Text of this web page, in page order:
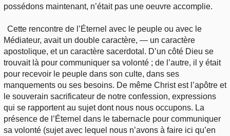
possédons maintenant, n’était pas une oeuvre accomplie.
Cette rencontre de l’Éternel avec le peuple ou avec le
Médiateur, avait un double caractère, — un caractère
apostolique, et un caractère sacerdotal. D’un côté Dieu se
trouvait là pour communiquer sa volonté ; de l’autre, il y était
pour recevoir le peuple dans son culte, dans ses
manquements ou ses besoins. De même Christ est l’apôtre et
le souverain sacrificateur de notre confession, expressions
qui se rapportent au sujet dont nous nous occupons. La
présence de l’Éternel dans le tabernacle pour communiquer
sa volonté (sujet avec lequel nous n’avons à faire ici qu’en